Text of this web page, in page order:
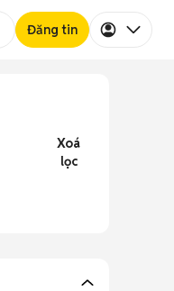
Đăng tin
Xoá
lọc